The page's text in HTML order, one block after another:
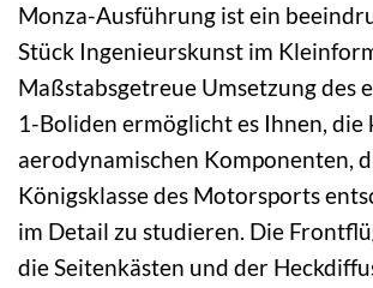
Monza-Ausführung ist ein
Stück Ingenieurskunst im
Maßstabsgetreue Umsetzung des
1-Boliden ermöglicht es Ihnen, die
aerodynamischen Komponenten,
Königsklasse des Motorsports
im Detail zu studieren. Die
die Seitenkästen und der